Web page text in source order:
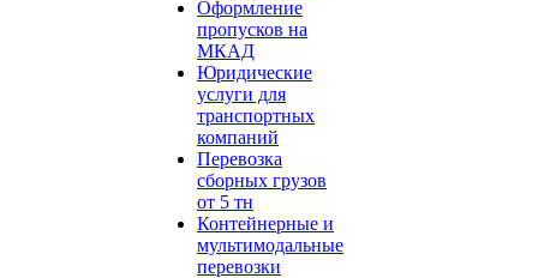
Оформление
пропусков на
МКАД
Юридические
услуги для
транспортных
компаний
Перевозка
сборных грузов
от 5 тн
Контейнерные и
мультимодальные
перевозки